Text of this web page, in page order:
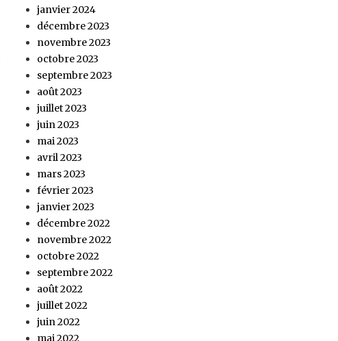
janvier 2024
décembre 2023
novembre 2023
octobre 2023
septembre 2023
août 2023
juillet 2023
juin 2023
mai 2023
avril 2023
mars 2023
février 2023
janvier 2023
décembre 2022
novembre 2022
octobre 2022
septembre 2022
août 2022
juillet 2022
juin 2022
mai 2022